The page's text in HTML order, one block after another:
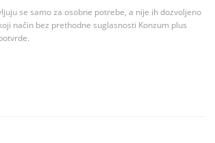
se samo za osobne potrebe, a nije ih dozvoljeno
način bez prethodne suglasnosti Konzum plus